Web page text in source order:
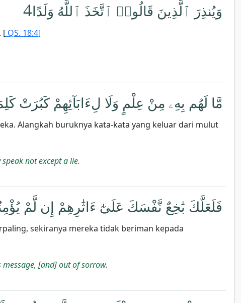
وَيُنذِرَ ٱلَّذِينَ قَالُوا۟ ٱتَّخَذَ ٱللَّهُ وَلَدًا 4
[ QS. 18:4]
مَّا لَهُم بِهِۦ مِنْ عِلْمٍ وَلَا لِءَابَآئِهِمْ كَبُرَتْ
Alangkah buruknya kata-kata yang keluar dari mulut
not except a lie.
فَلَعَلَّكَ بَٰخِعٌ نَّفْسَكَ عَلَىٰٓ ءَاثَٰرِهِمْ إِن لَّمْ
sekiranya mereka tidak beriman kepada
[and] out of sorrow.